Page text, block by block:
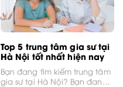
Top 5 trung tâm gia sư tại
Hà Nội tốt nhất hiện nay
Bạn đang tìm kiếm trung tâm
gia sư tại Hà Nội? Bạn đang